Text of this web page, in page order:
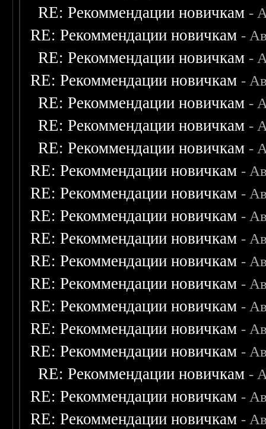
RE: Рекоммендации новичкам -
RE: Рекоммендации новичкам -
RE: Рекоммендации новичкам -
RE: Рекоммендации новичкам -
RE: Рекоммендации новичкам -
RE: Рекоммендации новичкам -
RE: Рекоммендации новичкам -
RE: Рекоммендации новичкам -
RE: Рекоммендации новичкам -
RE: Рекоммендации новичкам -
RE: Рекоммендации новичкам -
RE: Рекоммендации новичкам -
RE: Рекоммендации новичкам -
RE: Рекоммендации новичкам -
RE: Рекоммендации новичкам -
RE: Рекоммендации новичкам -
RE: Рекоммендации новичкам -
RE: Рекоммендации новичкам -
RE: Рекоммендации новичкам -